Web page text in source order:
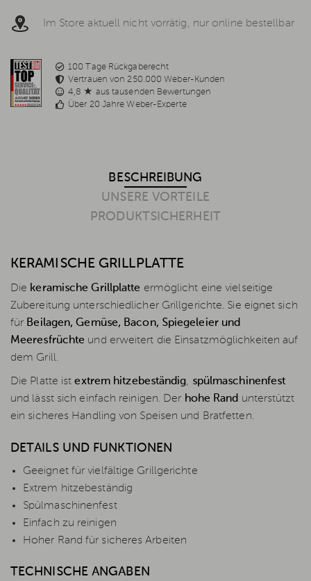
Im Store aktuell nicht vorrätig, nur online bestellbar
100 Tage Rückgaberecht
Vertrauen von 250.000 Weber-Kunden
4,8 ★ aus tausenden Bewertungen
Über 20 Jahre Weber-Experte
BESCHREIBUNG
UNSERE VORTEILE
PRODUKTSICHERHEIT
KERAMISCHE GRILLPLATTE
Die keramische Grillplatte ermöglicht eine vielseitige
Zubereitung unterschiedlicher Grillgerichte. Sie eignet sich
für Beilagen, Gemüse, Bacon, Spiegeleier und
Meeresfrüchte und erweitert die Einsatzmöglichkeiten auf
dem Grill.
Die Platte istextrem hitzebeständig, spülmaschinenfest
und lässt sich einfach reinigen. Der hohe Rand unterstützt
ein sicheres Handling von Speisen und Bratfetten.
DETAILS UND FUNKTIONEN
Geeignet für vielfältige Grillgerichte
Extrem hitzebeständig
Spülmaschinenfest
Einfach zu reinigen
Hoher Rand für sicheres Arbeiten
TECHNISCHE ANGABEN